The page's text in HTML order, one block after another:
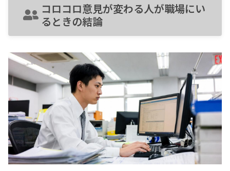
コロコロ意見が変わる人が職場にい
るときの結論